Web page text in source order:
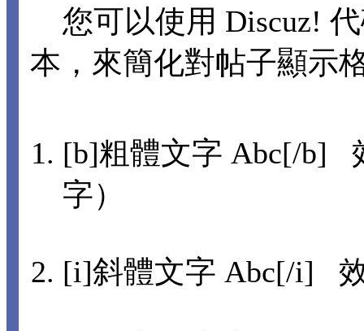
您可以使用 Discuz!
本，來簡化對帖子顯示
[b]粗體文字 Abc[/b]
字）
[i]斜體文字 Abc[/i]